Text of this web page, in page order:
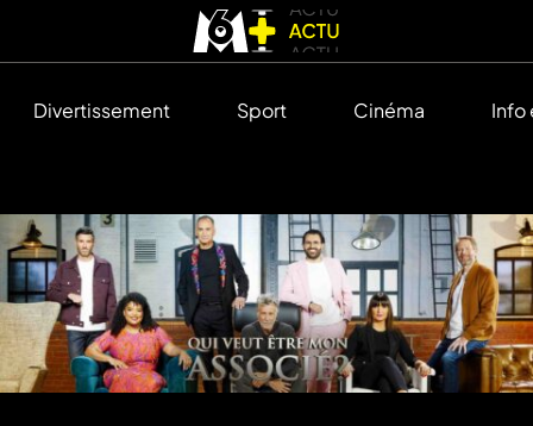
Divertissement Sport Cinéma Info